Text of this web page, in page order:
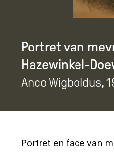
Portret van
Hazewinkel-
Anco Wigboldus,
Portret en face van